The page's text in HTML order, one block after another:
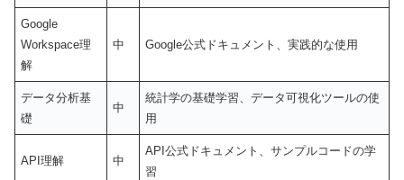
Google
Workspace理
解
中 Google公式ドキュメント、実践的な使用
データ分析基
礎
中
統計学の基礎学習、データ可視化ツールの使
用
API理解 中
API公式ドキュメント、サンプルコードの学
習